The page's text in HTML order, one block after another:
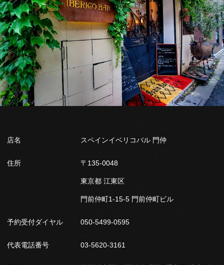
店名 スペインイベリコバル 門仲
住所 〒135-0048
東京都 江東区
門前仲町1-15-5 門前仲町ビル
予約受付ダイヤル 050-5499-0595
代表電話番号 03-5620-3161